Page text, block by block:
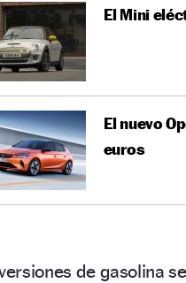
El Mini
El nuevo
euros
de gasolina